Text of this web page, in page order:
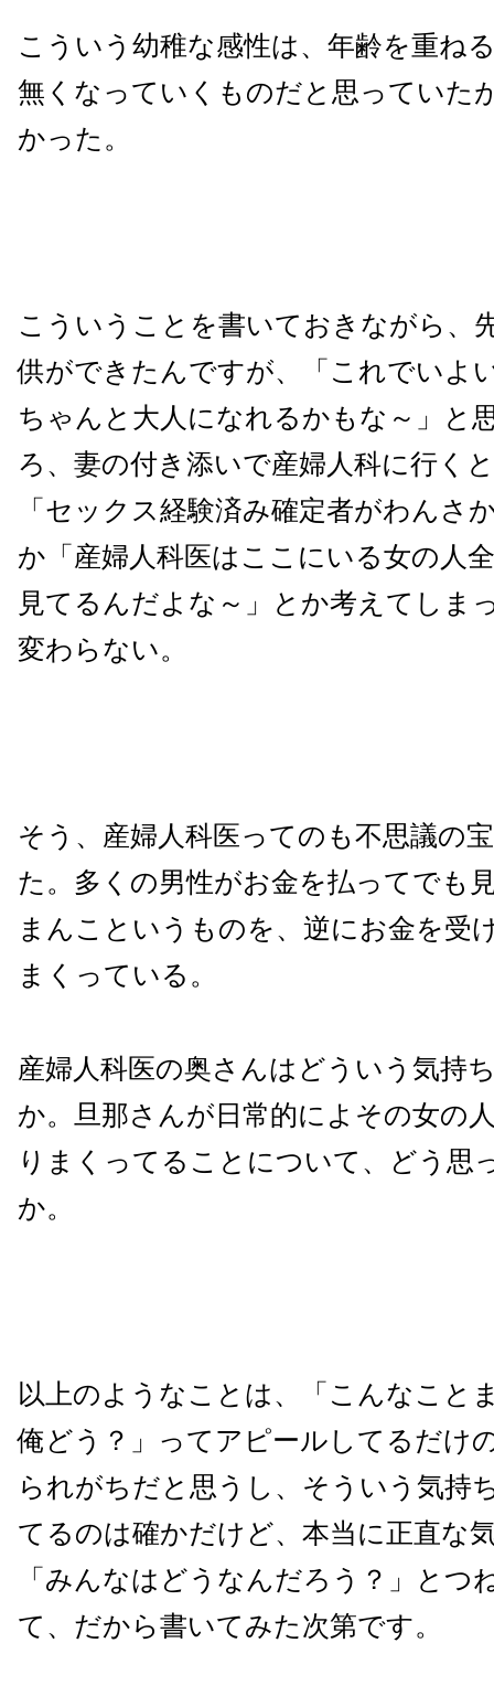
こういう幼稚な感性は、年齢を重ね
無くなっていくものだと思っていた
かった。
こういうことを書いておきながら、
供ができたんですが、「これでいよ
ちゃんと大人になれるかもな～」と
ろ、妻の付き添いで産婦人科に行く
「セックス経験済み確定者がわんさ
か「産婦人科医はここにいる女の人
見てるんだよな～」とか考えてしま
変わらない。
そう、産婦人科医ってのも不思議の
た。多くの男性がお金を払ってでも
まんこというものを、逆にお金を受
まくっている。
産婦人科医の奥さんはどういう気持
か。旦那さんが日常的によその女の
りまくってることについて、どう思
か。
以上のようなことは、「こんなこと
俺どう？」ってアピールしてるだけ
られがちだと思うし、そういう気持
てるのは確かだけど、本当に正直な
「みんなはどうなんだろう？」とつ
て、だから書いてみた次第です。